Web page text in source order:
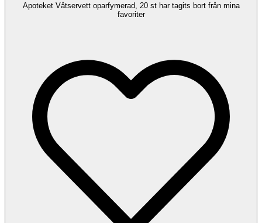
Apoteket Våtservett oparfymerad, 20 st har tagits bort från mina
favoriter